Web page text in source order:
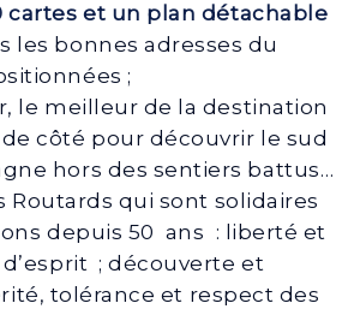
cartes et un plan détachable
les bonnes adresses du
;
le meilleur de la destination
côté pour découvrir le sud
hors des sentiers battus…
Routards qui sont solidaires
depuis 50 ans : liberté et
; découverte et
tolérance et respect des